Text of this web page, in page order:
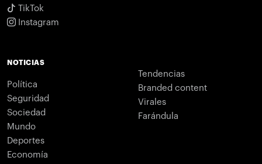
TikTok
Instagram
NOTICIAS
Política
Seguridad
Sociedad
Mundo
Deportes
Economía
Tendencias
Branded content
Virales
Farándula